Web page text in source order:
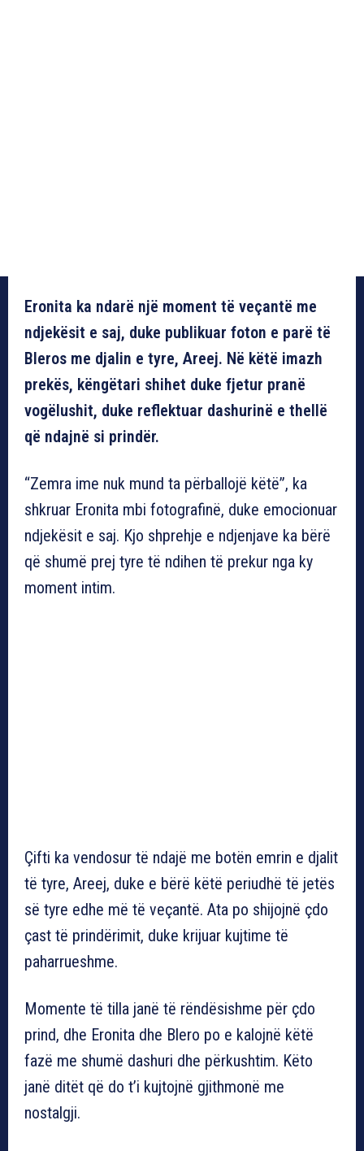
Eronita ka ndarë një moment të veçantë me
ndjekësit e saj, duke publikuar foton e parë të
Bleros me djalin e tyre, Areej. Në këtë imazh
prekës, këngëtari shihet duke fjetur pranë
vogëlushit, duke reflektuar dashurinë e thellë
që ndajnë si prindër.
“Zemra ime nuk mund ta përballojë këtë”, ka
shkruar Eronita mbi fotografinë, duke emocionuar
ndjekësit e saj. Kjo shprehje e ndjenjave ka bërë
që shumë prej tyre të ndihen të prekur nga ky
moment intim.
Çifti ka vendosur të ndajë me botën emrin e djalit
të tyre, Areej, duke e bërë këtë periudhë të jetës
së tyre edhe më të veçantë. Ata po shijojnë çdo
çast të prindërimit, duke krijuar kujtime të
paharrueshme.
Momente të tilla janë të rëndësishme për çdo
prind, dhe Eronita dhe Blero po e kalojnë këtë
fazë me shumë dashuri dhe përkushtim. Këto
janë ditët që do t’i kujtojnë gjithmonë me
nostalgji.